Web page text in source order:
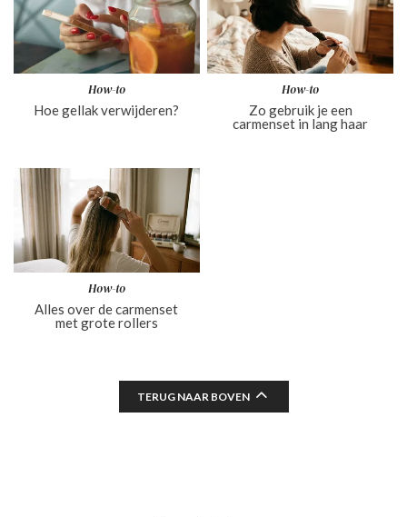
How-to
Hoe gellak verwijderen?
How-to
Zo gebruik je een
carmenset in lang haar
How-to
Alles over de carmenset
met grote rollers
TERUG NAAR BOVEN